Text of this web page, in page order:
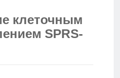
клеточным
SPRS-